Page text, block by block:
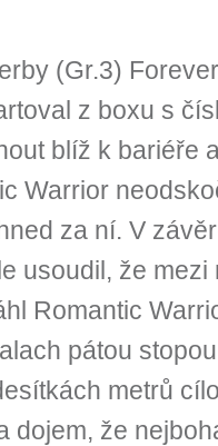
(Gr.3)
z boxu s
blíž k bariéře
Warrior
za ní. V
usoudil, že
Romantic
pátou
metrů
dojem, že